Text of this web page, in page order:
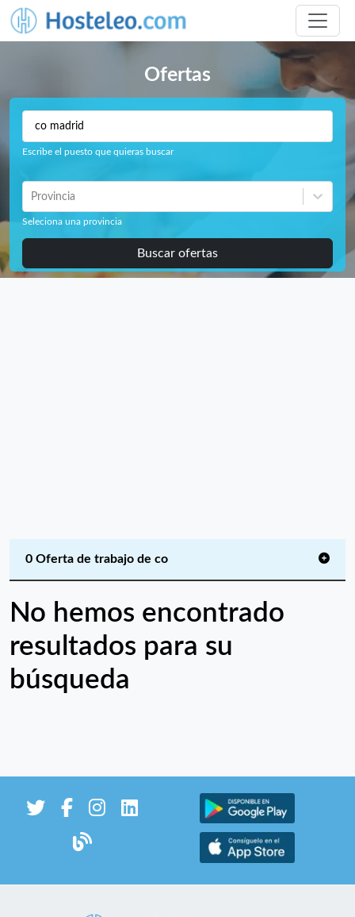
Ofertas
Escribe el puesto que quieras buscar
Provincia
Seleciona una provincia
Buscar ofertas
0 Oferta de trabajo de co
No hemos encontrado
resultados para su
búsqueda